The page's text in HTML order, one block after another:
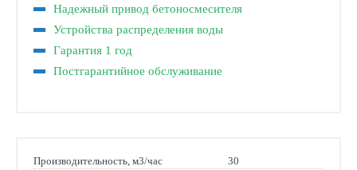
Надежный привод бетоносмесителя
Устройства распределения воды
Гарантия 1 год
Постгарантийное обслуживание
Производительность, м3/час
30